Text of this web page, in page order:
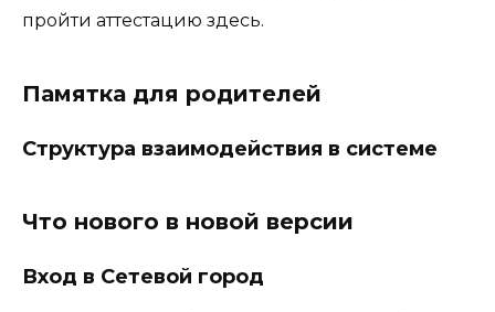
пройти аттестацию здесь.
Памятка для родителей
Структура взаимодействия в системе
Что нового в новой версии
Вход в Сетевой город